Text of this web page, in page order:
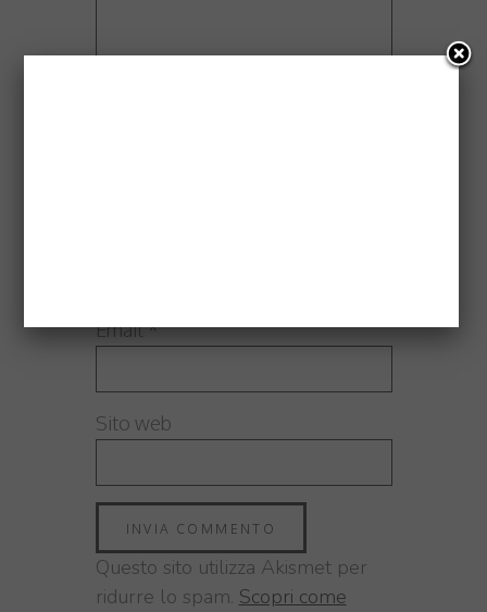
Email*
Sito web
Questo sito utilizza Akismet per
ridurre lo spam. Scopri come